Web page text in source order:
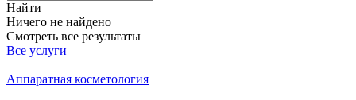
Найти
Ничего не найдено
Смотреть все результаты
Все услуги
Аппаратная косметология